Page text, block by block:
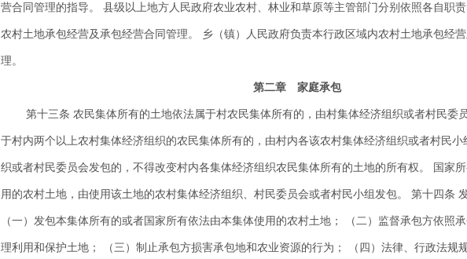
营合同管理的指导。 县级以上地方人民政府农业农村、林业和草原等主管部门分别依照各自职
农村土地承包经营及承包经营合同管理。 乡（镇）人民政府负责本行政区域内农村土地承包经
理。
第二章 家庭承包
第十三条 农民集体所有的土地依法属于村农民集体所有的，由村集体经济组织或者村民委
于村内两个以上农村集体经济组织的农民集体所有的，由村内各该农村集体经济组织或者村民小
织或者村民委员会发包的，不得改变村内各集体经济组织农民集体所有的土地的所有权。 国家
用的农村土地，由使用该土地的农村集体经济组织、村民委员会或者村民小组发包。 第十四条
（一）发包本集体所有的或者国家所有依法由本集体使用的农村土地； （二）监督承包方依照
理利用和保护土地； （三）制止承包方损害承包地和农业资源的行为； （四）法律、行政法规